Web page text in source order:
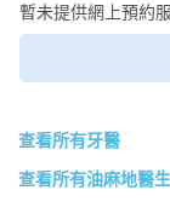
暫未提供網上預約
查看所有牙醫
查看所有油麻地醫生